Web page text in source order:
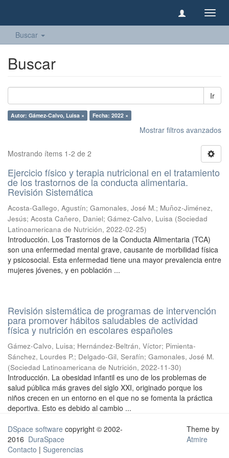
Buscar
Buscar
Ir
Autor: Gámez-Calvo, Luisa × Fecha: 2022 ×
Mostrar filtros avanzados
Mostrando ítems 1-2 de 2
Ejercicio físico y terapia nutricional en el tratamiento
de los trastornos de la conducta alimentaria.
Revisión Sistemática
Acosta-Gallego, Agustín; Gamonales, José M.; Muñoz-Jiménez,
Jesús; Acosta Cañero, Daniel; Gámez-Calvo, Luisa (Sociedad
Latinoamericana de Nutrición, 2022-02-25)
Introducción. Los Trastornos de la Conducta Alimentaria (TCA)
son una enfermedad mental grave, causante de morbilidad física
y psicosocial. Esta enfermedad tiene una mayor prevalencia entre
mujeres jóvenes, y en población ...
Revisión sistemática de programas de intervención
para promover hábitos saludables de actividad
física y nutrición en escolares españoles
Gámez-Calvo, Luisa; Hernández-Beltrán, Víctor; Pimienta-
Sánchez, Lourdes P.; Delgado-Gil, Serafín; Gamonales, José M.
(Sociedad Latinoamericana de Nutrición, 2022-11-30)
Introducción. La obesidad infantil es uno de los problemas de
salud pública más graves del siglo XXI, originado porque los
niños crecen en un entorno en el que no se fomenta la práctica
deportiva. Esto es debido al cambio ...
DSpace software copyright © 2002-
2016 DuraSpace
Contacto | Sugerencias
Theme by
Atmire